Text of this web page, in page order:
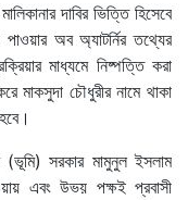
দাবির ভিত্তি হিসেবে
অব অ্যাটর্নির তথ্যের
মাধ্যমে নিষ্পত্তি করা
মাকসুদা চৌধুরীর নামে থাকা
(ভূমি) সরকার মামুনুল ইসলাম
এবং উভয় পক্ষই প্রবাসী